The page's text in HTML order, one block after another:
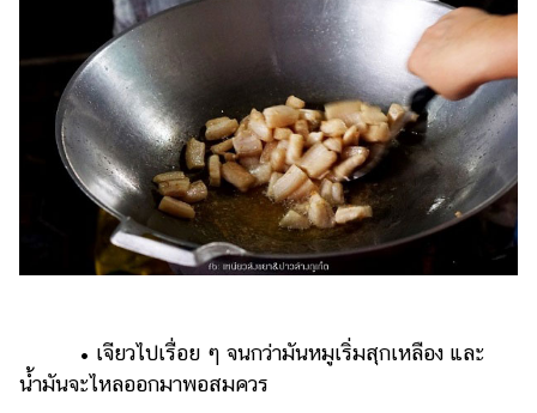
• เจียวไปเรื่อย ๆ จนกว่ามันหมูเริ่มสุกเหลือง และ
น้ำมันจะไหลออกมาพอสมควร